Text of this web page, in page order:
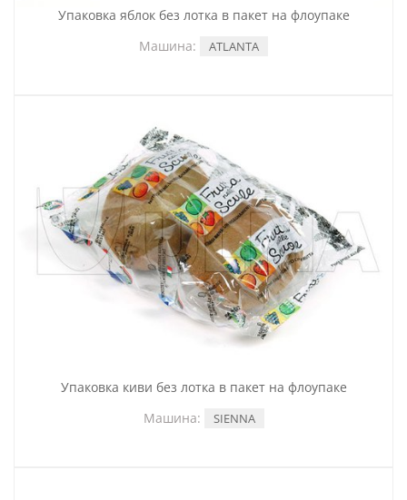
Упаковка яблок без лотка в пакет на флоупаке
Машина:
ATLANTA
Упаковка киви без лотка в пакет на флоупаке
Машина:
SIENNA